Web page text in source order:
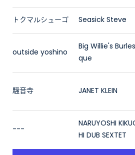
トクマルシューゴ Seasick Steve
outside yoshino
Big Willie's Burles
que
騒音寺 JANET KLEIN
---
NARUYOSHI
HI DUB SEXTET